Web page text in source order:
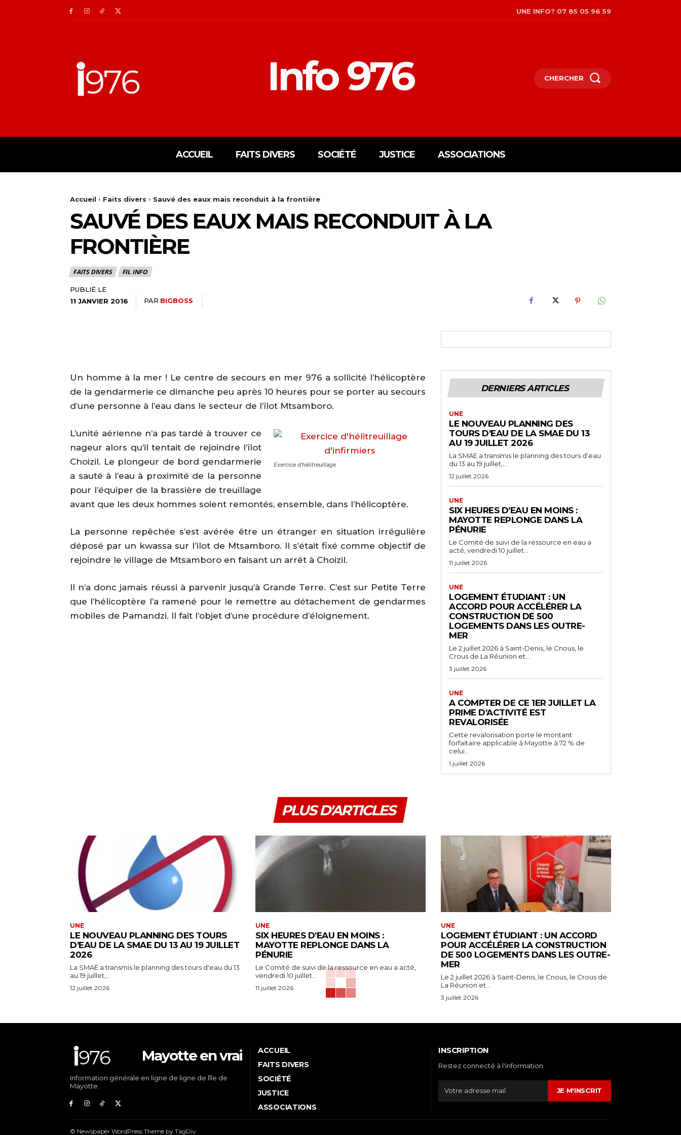
UNE INFO? 07 85 05 96 59
Info 976 CHERCHER
ACCUEIL FAITS DIVERS SOCIÉTÉ JUSTICE ASSOCIATIONS
Accueil Faits divers Sauvé des eaux mais reconduit à la frontière
SAUVÉ DES EAUX MAIS RECONDUIT À LA
FRONTIÈRE
FAITS DIVERS FIL INFO
PUBLIÉ LE
11 JANVIER 2016
PAR BIGBOSS
Un homme à la mer ! Le centre de secours en mer 976 a sollicité l’hélicoptère
de la gendarmerie ce dimanche peu après 10 heures pour se porter au secours
d’une personne à l’eau dans le secteur de l’îlot Mtsamboro.
Exercice d’hélitreuillage
L’unité aérienne n’a pas tardé à trouver ce
nageur alors qu’il tentait de rejoindre l’îlot
Choizil. Le plongeur de bord gendarmerie
a sauté à l’eau à proximité de la personne
pour l’équiper de la brassière de treuillage
avant que les deux hommes soient remontés, ensemble, dans l’hélicoptère.
La personne repêchée s’est avérée être un étranger en situation irrégulière
déposé par un kwassa sur l’îlot de Mtsamboro. Il s’était fixé comme objectif de
rejoindre le village de Mtsamboro en faisant un arrêt à Choizil.
Il n’a donc jamais réussi à parvenir jusqu’à Grande Terre. C’est sur Petite Terre
que l’hélicoptère l’a ramené pour le remettre au détachement de gendarmes
mobiles de Pamandzi. Il fait l’objet d’une procédure d’éloignement.
DERNIERS ARTICLES
UNE
LE NOUVEAU PLANNING DES
TOURS D’EAU DE LA SMAE DU 13
AU 19 JUILLET 2026
La SMAE a transmis le planning des tours d'eau
du 13 au 19 juillet,...
12 juillet 2026
UNE
SIX HEURES D’EAU EN MOINS :
MAYOTTE REPLONGE DANS LA
PÉNURIE
Le Comité de suivi de la ressource en eau a
acté, vendredi 10 juillet...
11 juillet 2026
UNE
LOGEMENT ÉTUDIANT : UN
ACCORD POUR ACCÉLÉRER LA
CONSTRUCTION DE 500
LOGEMENTS DANS LES OUTRE-
MER
Le 2 juillet 2026 à Saint-Denis, le Cnous, le
Crous de La Réunion et...
3 juillet 2026
UNE
A COMPTER DE CE 1ER JUILLET LA
PRIME D’ACTIVITÉ EST
REVALORISÉE
Cette revalorisation porte le montant
forfaitaire applicable à Mayotte à 72 % de
celui...
1 juillet 2026
PLUS D'ARTICLES
UNE
LE NOUVEAU PLANNING DES TOURS
D’EAU DE LA SMAE DU 13 AU 19 JUILLET
2026
La SMAE a transmis le planning des tours d'eau du 13
au 19 juillet,...
12 juillet 2026
UNE
SIX HEURES D’EAU EN MOINS :
MAYOTTE REPLONGE DANS LA
PÉNURIE
Le Comité de suivi de la ressource en eau a acté,
vendredi 10 juillet...
11 juillet 2026
UNE
LOGEMENT ÉTUDIANT : UN ACCORD
POUR ACCÉLÉRER LA CONSTRUCTION
DE 500 LOGEMENTS DANS LES OUTRE-
MER
Le 2 juillet 2026 à Saint-Denis, le Cnous, le Crous de
La Réunion et...
3 juillet 2026
Mayotte en vrai
Information générale en ligne de ligne de lîle de
Mayotte.
ACCUEIL
FAITS DIVERS
SOCIÉTÉ
JUSTICE
ASSOCIATIONS
INSCRIPTION
Restez connecté à l'information.
JE M'INSCRIT
© Newspaper WordPress Theme by TagDiv